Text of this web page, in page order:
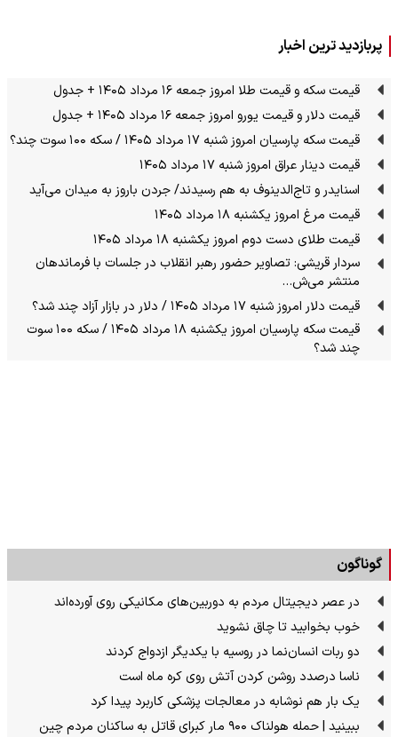
پربازدید ترین اخبار
قیمت سکه و قیمت طلا امروز جمعه ۱۶ مرداد ۱۴۰۵ + جدول
قیمت دلار و قیمت یورو امروز جمعه ۱۶ مرداد ۱۴۰۵ + جدول
قیمت سکه پارسیان امروز شنبه ۱۷ مرداد ۱۴۰۵ / سکه ۱۰۰ سوت چند؟
قیمت دینار عراق امروز شنبه ۱۷ مرداد ۱۴۰۵
اسنایدر و تاج‌الدینوف به هم رسیدند/ جردن باروز به میدان می‌آید
قیمت مرغ امروز یکشنبه ۱۸ مرداد ۱۴۰۵
قیمت طلای دست دوم امروز یکشنبه ۱۸ مرداد ۱۴۰۵
سردار قریشی: تصاویر حضور رهبر انقلاب در جلسات با فرماندهان
منتشر می‌ش…
قیمت دلار امروز شنبه ۱۷ مرداد ۱۴۰۵ / دلار در بازار آزاد چند شد؟
قیمت سکه پارسیان امروز یکشنبه ۱۸ مرداد ۱۴۰۵ / سکه ۱۰۰ سوت
چند شد؟
گوناگون
در عصر دیجیتال مردم به دوربین‌های مکانیکی روی آورده‌اند
خوب بخوابید تا چاق نشوید
دو ربات انسان‌نما در روسیه با یکدیگر ازدواج کردند
ناسا درصدد روشن کردن آتش روی کره ماه است
یک بار هم نوشابه در معالجات پزشکی کاربرد پیدا کرد
ببینید | حمله هولناک ۹۰۰ مار کبرای قاتل به ساکنان مردم چین